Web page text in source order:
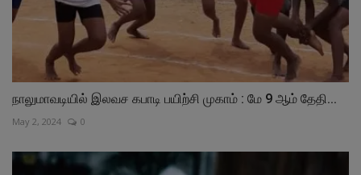
நாலுமாவடியில் இலவச கபாடி பயிற்சி முகாம் : மே 9 ஆம் தேதி...
May 2, 2024 0